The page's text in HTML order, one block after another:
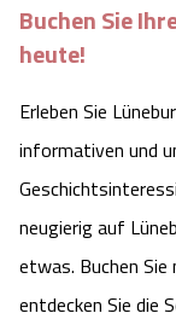
Buchen Sie
heute!
Erleben Sie
informativen und
neugierig auf
etwas. Buchen
entdecken Sie die